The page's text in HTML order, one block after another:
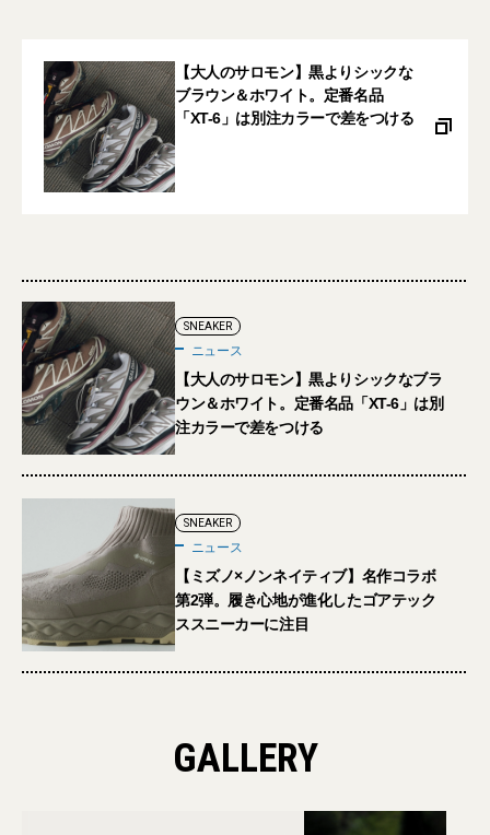
【大人のサロモン】黒よりシックな
ブラウン＆ホワイト。定番名品
「XT-6」は別注カラーで差をつける
SNEAKER
ニュース
【大人のサロモン】黒よりシックなブラ
ウン＆ホワイト。定番名品「XT-6」は別
注カラーで差をつける
SNEAKER
ニュース
【ミズノ×ノンネイティブ】名作コラボ
第2弾。履き心地が進化したゴアテック
ススニーカーに注目
GALLERY